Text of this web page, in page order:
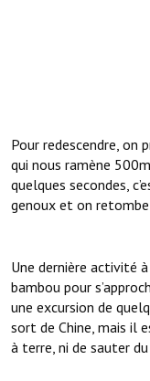
Pour redescendre, on
qui nous ramène
quelques secondes,
genoux et on
Une dernière activité
bambou pour
une excursion de
sort de Chine, mais il
à terre, ni de sauter